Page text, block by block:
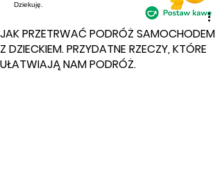
Dziekuję.
JAK PRZETRWAĆ PODRÓŻ SAMOCHODEM
Z DZIECKIEM. PRZYDATNE RZECZY, KTÓRE
UŁATWIAJĄ NAM PODRÓŻ.